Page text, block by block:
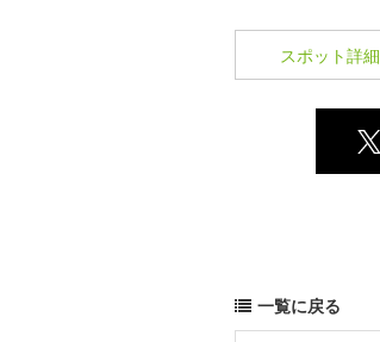
スポット詳細
一覧に戻る